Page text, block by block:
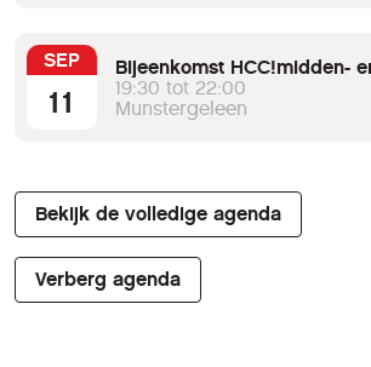
SEP
11
Bijeenkomst HCC!midden-
19:30 tot 22:00
Munstergeleen
Bekijk de volledige agenda
Verberg agenda